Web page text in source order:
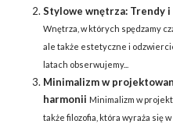
Stylowe wnętrza: Trendy
Wnętrza, w których spędzamy
ale także estetyczne i
latach obserwujemy...
Minimalizm w
harmonii Minimalizm w
także filozofia, która wyraża się